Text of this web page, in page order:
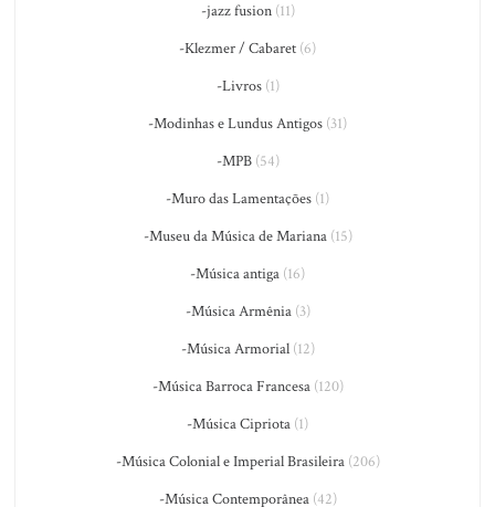
-jazz fusion(11)
-Klezmer / Cabaret (6)
-Livros(1)
-Modinhas e Lundus Antigos (31)
-MPB(54)
-Muro das Lamentações (1)
-Museu da Música de Mariana(15)
-Música antiga (16)
-Música Armênia(3)
-Música Armorial(12)
-Música Barroca Francesa(120)
-Música Cipriota (1)
-Música Colonial e Imperial Brasileira(206)
-Música Contemporânea(42)